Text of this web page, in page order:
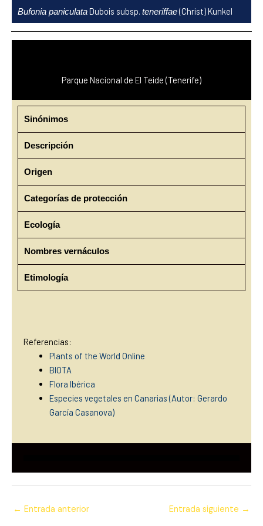
contenido
Bufonia paniculataDubois subsp. teneriffae(Christ) Kunkel
Parque Nacional de El Teide (Tenerife)
Sinónimos
Descripción
Origen
Categorías de protección
Ecología
Nombres vernáculos
Etimología
Referencias:
Plants of the World Online
BIOTA
Flora Ibérica
Especies vegetales en Canarias (Autor: Gerardo
García Casanova)
← Entrada anterior Entrada siguiente →